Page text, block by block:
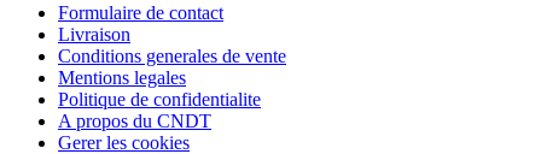
Formulaire de contact
Livraison
Conditions generales de vente
Mentions legales
Politique de confidentialite
A propos du CNDT
Gerer les cookies